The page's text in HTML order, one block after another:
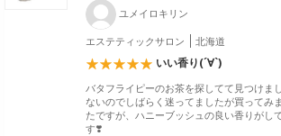
ユメイロキリン
エステティックサロン 北海道
いい香り(´∀`)
バタフライピーのお茶を探してて見つけま
ないのでしばらく迷ってましたが買ってみ
たですが、ハニーブッシュの良い香りがし
す❣️